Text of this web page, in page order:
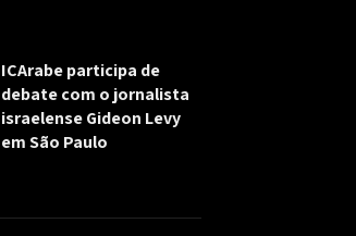
ICArabe participa de
debate com o jornalista
israelense Gideon Levy
em São Paulo